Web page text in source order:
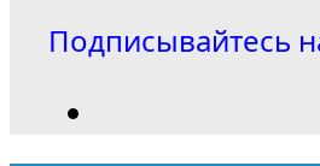
Подписывайтесь